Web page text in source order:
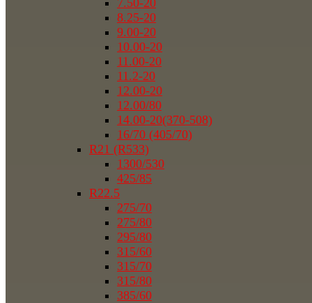
7.50-20
8.25-20
9.00-20
10.00-20
11.00-20
11.2-20
12.00-20
12.00/80
14.00-20(370-508)
16/70 (405/70)
R21 (R533)
1300/530
425/85
R22.5
275/70
275/80
295/80
315/60
315/70
315/80
385/60